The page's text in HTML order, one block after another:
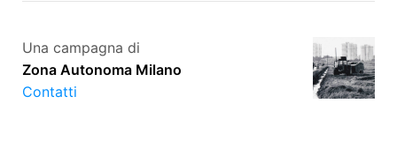
Una campagna di
Zona Autonoma Milano
Contatti